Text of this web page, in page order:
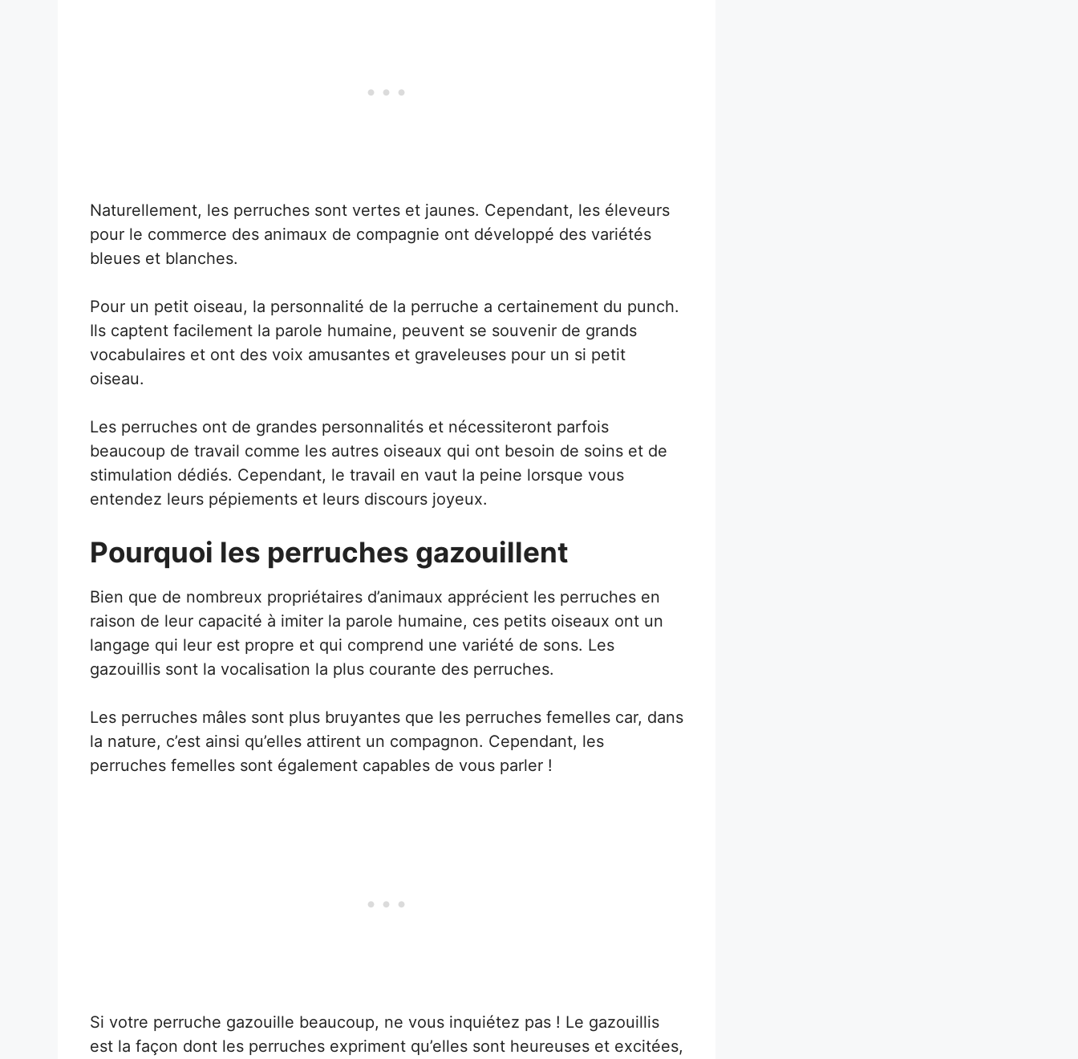
Naturellement, les perruches sont vertes et jaunes. Cependant, les éleveurs
pour le commerce des animaux de compagnie ont développé des variétés
bleues et blanches.
Pour un petit oiseau, la personnalité de la perruche a certainement du punch.
Ils captent facilement la parole humaine, peuvent se souvenir de grands
vocabulaires et ont des voix amusantes et graveleuses pour un si petit
oiseau.
Les perruches ont de grandes personnalités et nécessiteront parfois
beaucoup de travail comme les autres oiseaux qui ont besoin de soins et de
stimulation dédiés. Cependant, le travail en vaut la peine lorsque vous
entendez leurs pépiements et leurs discours joyeux.
Pourquoi les perruches gazouillent
Bien que de nombreux propriétaires d’animaux apprécient les perruches en
raison de leur capacité à imiter la parole humaine, ces petits oiseaux ont un
langage qui leur est propre et qui comprend une variété de sons. Les
gazouillis sont la vocalisation la plus courante des perruches.
Les perruches mâles sont plus bruyantes que les perruches femelles car, dans
la nature, c’est ainsi qu’elles attirent un compagnon. Cependant, les
perruches femelles sont également capables de vous parler !
Si votre perruche gazouille beaucoup, ne vous inquiétez pas ! Le gazouillis
est la façon dont les perruches expriment qu’elles sont heureuses et excitées,